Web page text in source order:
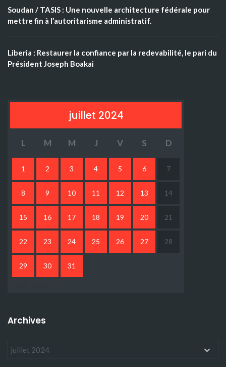
Soudan / TASIS : Une nouvelle architecture fédérale pour
mettre fin à l’autoritarisme administratif.
Liberia : Restaurer la confiance par la redevabilité, le pari du
Président Joseph Boakai
juillet 2024
L M M J V S D
1 2 3 4 5 6 7
8 9 10 11 12 13 14
15 16 17 18 19 20 21
22 23 24 25 26 27 28
29 30 31
Archives